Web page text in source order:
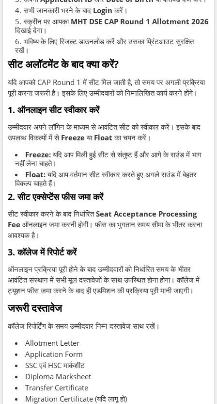
सभी जानकारी भरने के बाद Login करें।
स्क्रीन पर आपका MHT DSE CAP Round 1 Allotment 2026
दिखाई देगा।
भविष्य के लिए रिजल्ट डाउनलोड करें और उसका प्रिंटआउट सुरक्षित
रखें।
सीट अलॉटमेंट के बाद क्या करें?
यदि आपको CAP Round 1 में सीट मिल जाती है, तो समय पर अगली प्रक्रिया
पूरी करना जरूरी है। इसके लिए उम्मीदवारों को निम्नलिखित कार्य करने होंगे।
1. ऑनलाइन सीट स्वीकार करें
उम्मीदवार अपने लॉगिन के माध्यम से आवंटित सीट को स्वीकार करें। इसके बाद
उपलब्ध विकल्पों में से Freezeया Float का चयन करें।
Freeze:यदि आप मिली हुई सीट से संतुष्ट हैं और आगे के राउंड में भाग
नहीं लेना चाहते।
Float:यदि आप वर्तमान सीट स्वीकार करते हुए अगले राउंड में बेहतर
विकल्प चाहते हैं।
2. सीट एक्सेप्टेंस फीस जमा करें
सीट स्वीकार करने के बाद निर्धारितSeat Acceptance Processing
Fee ऑनलाइन जमा करनी होगी। फीस का भुगतान समय सीमा के भीतर करना
आवश्यक है।
3. कॉलेज में रिपोर्ट करें
ऑनलाइन प्रक्रिया पूरी होने के बाद उम्मीदवारों को निर्धारित समय के भीतर
आवंटित संस्थान में सभी मूल दस्तावेजों के साथ उपस्थित होना होगा। कॉलेज में
ट्यूशन फीस जमा करने के बाद ही एडमिशन की प्रक्रिया पूरी मानी जाएगी।
जरूरी दस्तावेज
कॉलेज रिपोर्टिंग के समय उम्मीदवार निम्न दस्तावेज साथ रखें।
Allotment Letter
Application Form
SSC एवं HSC मार्कशीट
Diploma Marksheet
Transfer Certificate
Migration Certificate (यदि लागू हो)